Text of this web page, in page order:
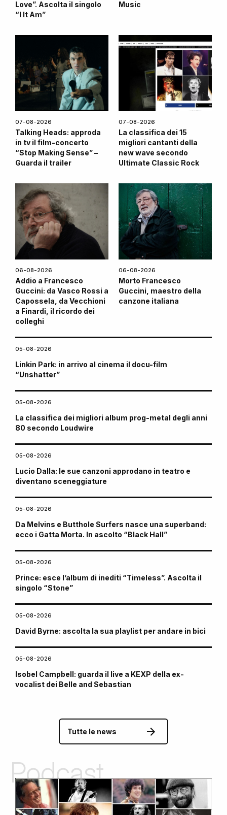
Love”. Ascolta il singolo
“I It Am”
Music
07-08-2026
Talking Heads: approda
in tv il film-concerto
“Stop Making Sense” –
Guarda il trailer
07-08-2026
La classifica dei 15
migliori cantanti della
new wave secondo
Ultimate Classic Rock
06-08-2026
Addio a Francesco
Guccini: da Vasco Rossi a
Capossela, da Vecchioni
a Finardi, il ricordo dei
colleghi
06-08-2026
Morto Francesco
Guccini, maestro della
canzone italiana
05-08-2026
Linkin Park: in arrivo al cinema il docu-film
“Unshatter”
05-08-2026
La classifica dei migliori album prog-metal degli anni
80 secondo Loudwire
05-08-2026
Lucio Dalla: le sue canzoni approdano in teatro e
diventano sceneggiature
05-08-2026
Da Melvins e Butthole Surfers nasce una superband:
ecco i Gatta Morta. In ascolto “Black Hall”
05-08-2026
Prince: esce l’album di inediti “Timeless”. Ascolta il
singolo “Stone”
05-08-2026
David Byrne: ascolta la sua playlist per andare in bici
05-08-2026
Isobel Campbell: guarda il live a KEXP della ex-
vocalist dei Belle and Sebastian
Tutte le news
Podcast